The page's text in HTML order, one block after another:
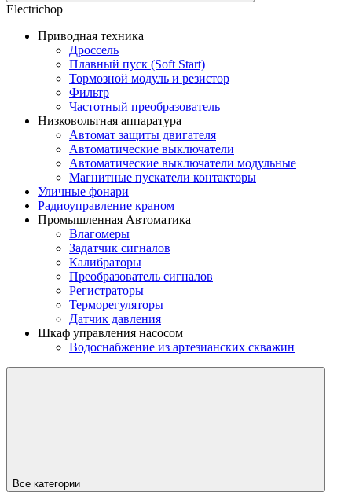
Electrichop
Приводная техника
Дроссель
Плавный пуск (Soft Start)
Тормозной модуль и резистор
Фильтр
Частотный преобразователь
Низковольтная аппаратура
Автомат защиты двигателя
Автоматические выключатели
Автоматические выключатели модульные
Магнитные пускатели контакторы
Уличные фонари
Радиоуправление краном
Промышленная Автоматика
Влагомеры
Задатчик сигналов
Калибраторы
Преобразователь сигналов
Регистраторы
Терморегуляторы
Датчик давления
Шкаф управления насосом
Водоснабжение из артезианских скважин
Все категории